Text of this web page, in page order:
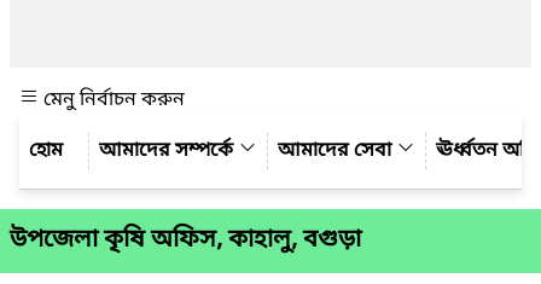
মেনু নির্বাচন করুন
আমাদের সম্পর্কে
আমাদের সেবা ঊর্ধ্বতন
উপজেলা কৃষি অফিস, কাহালু, বগুড়া